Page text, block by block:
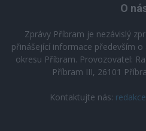
O
Zprávy Příbram je nezávislý
přinášející informace především
okresu Příbram. Provozovatel:
Příbram III, 26101
Kontaktujte nás: